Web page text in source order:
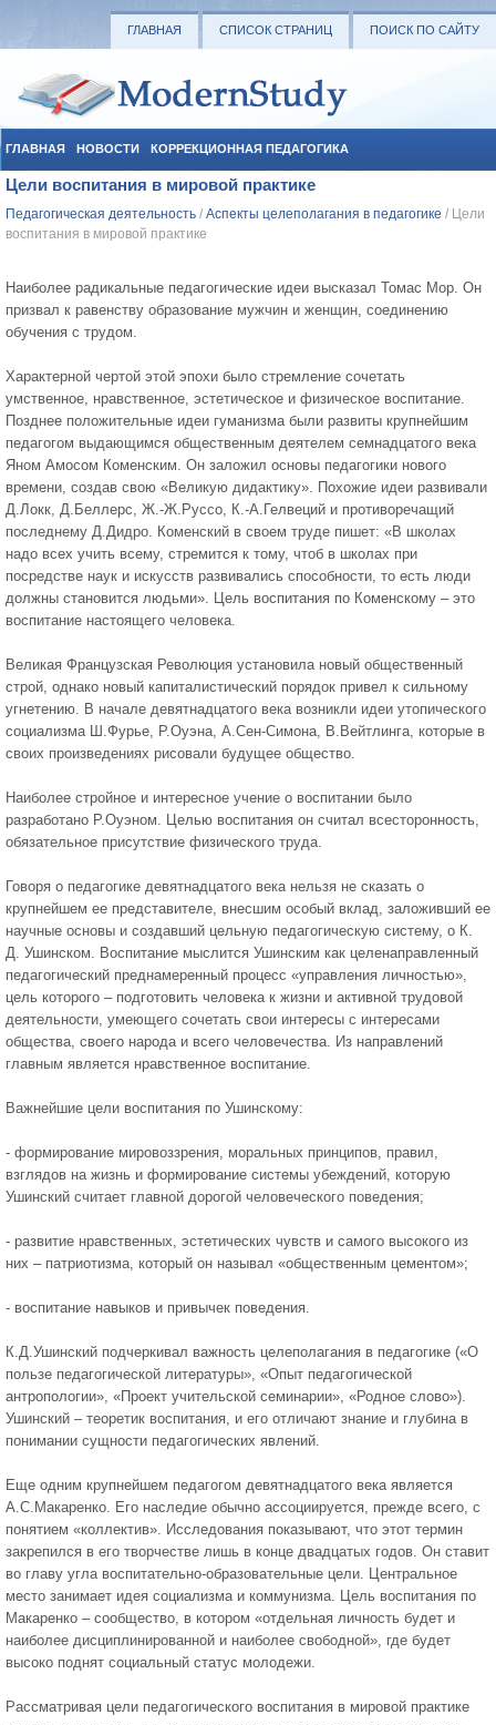
ГЛАВНАЯ СПИСОК СТРАНИЦ ПОИСК ПО САЙТУ
ГЛАВНАЯ НОВОСТИ КОРРЕКЦИОННАЯ ПЕДАГОГИКА
СОЦИАЛЬНАЯ ПЕДАГОГИКА УЧЕБНЫЕ МАТЕРИАЛЫ
Цели воспитания в мировой практике
Педагогическая деятельность / Аспекты целеполагания в педагогике / Цели
воспитания в мировой практике
Наиболее радикальные педагогические идеи высказал Томас Мор. Он
призвал к равенству образование мужчин и женщин, соединению
обучения с трудом.
Характерной чертой этой эпохи было стремление сочетать
умственное, нравственное, эстетическое и физическое воспитание.
Позднее положительные идеи гуманизма были развиты крупнейшим
педагогом выдающимся общественным деятелем семнадцатого века
Яном Амосом Коменским. Он заложил основы педагогики нового
времени, создав свою «Великую дидактику». Похожие идеи развивали
Д.Локк, Д.Беллерс, Ж.-Ж.Руссо, К.-А.Гелвеций и противоречащий
последнему Д.Дидро. Коменский в своем труде пишет: «В школах
надо всех учить всему, стремится к тому, чтоб в школах при
посредстве наук и искусств развивались способности, то есть люди
должны становится людьми». Цель воспитания по Коменскому – это
воспитание настоящего человека.
Великая Французская Революция установила новый общественный
строй, однако новый капиталистический порядок привел к сильному
угнетению. В начале девятнадцатого века возникли идеи утопического
социализма Ш.Фурье, Р.Оуэна, А.Сен-Симона, В.Вейтлинга, которые в
своих произведениях рисовали будущее общество.
Наиболее стройное и интересное учение о воспитании было
разработано Р.Оуэном. Целью воспитания он считал всесторонность,
обязательное присутствие физического труда.
Говоря о педагогике девятнадцатого века нельзя не сказать о
крупнейшем ее представителе, внесшим особый вклад, заложивший ее
научные основы и создавший цельную педагогическую систему, о К.
Д. Ушинском. Воспитание мыслится Ушинским как целенаправленный
педагогический преднамеренный процесс «управления личностью»,
цель которого – подготовить человека к жизни и активной трудовой
деятельности, умеющего сочетать свои интересы с интересами
общества, своего народа и всего человечества. Из направлений
главным является нравственное воспитание.
Важнейшие цели воспитания по Ушинскому:
- формирование мировоззрения, моральных принципов, правил,
взглядов на жизнь и формирование системы убеждений, которую
Ушинский считает главной дорогой человеческого поведения;
- развитие нравственных, эстетических чувств и самого высокого из
них – патриотизма, который он называл «общественным цементом»;
- воспитание навыков и привычек поведения.
К.Д.Ушинский подчеркивал важность целеполагания в педагогике («О
пользе педагогической литературы», «Опыт педагогической
антропологии», «Проект учительской семинарии», «Родное слово»).
Ушинский – теоретик воспитания, и его отличают знание и глубина в
понимании сущности педагогических явлений.
Еще одним крупнейшем педагогом девятнадцатого века является
А.С.Макаренко. Его наследие обычно ассоциируется, прежде всего, с
понятием «коллектив». Исследования показывают, что этот термин
закрепился в его творчестве лишь в конце двадцатых годов. Он ставит
во главу угла воспитательно-образовательные цели. Центральное
место занимает идея социализма и коммунизма. Цель воспитания по
Макаренко – сообщество, в котором «отдельная личность будет и
наиболее дисциплинированной и наиболее свободной», где будет
высоко поднят социальный статус молодежи.
Рассматривая цели педагогического воспитания в мировой практике